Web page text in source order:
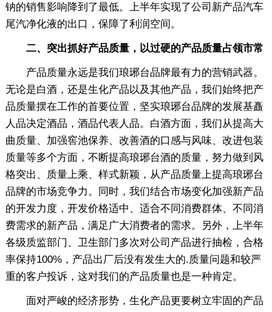
钠的销售影响降到了最低。上半年实现了公司新产品汽车
尾汽净化液的出口，保障了利润空间。
二、突出抓好产品质量，以过硬的产品质量占领市常
产品质量永远是我们琅琊台品牌最有力的营销武器。
无论是白酒，还是生化产品以及其他产品，我们始终把产
品质量摆在工作的首要位置，坚实琅琊台品牌的发展基矗
人品决定酒品，酒品代表人品。白酒方面，我们从提高大
曲质量、加强窖池保养、改善酒的口感与风味、改进包装
质量等多个方面，不断提高琅琊台酒的质量，努力做到风
格突出、质量上乘、样式新颖，从产品质量上提高琅琊台
品牌的市场竞争力。同时，我们结合市场变化加强新产品
的开发力度，开发价格适中、适合不同消费群体、不同消
费需求的新产品，满足广大消费者的需求。另外，上半年
各级质监部门、卫生部门多次对公司产品进行抽检，合格
率保持100%，产品出厂后没有发生大的.质量问题和较严
重的客户投诉，这对我们的产品质量也是一种肯定。
面对严峻的经济形势，生化产品更要树立牢固的产品